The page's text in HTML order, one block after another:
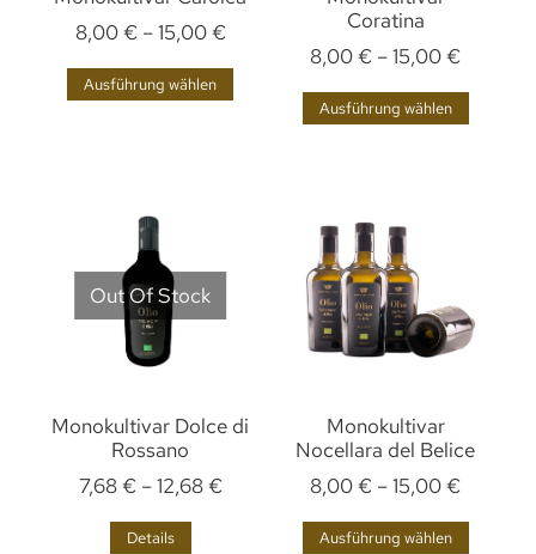
8,00€ –15,00€
Ausführung wählen
Coratina
8,00€ –15,00€
Ausführung wählen
Out Of Stock
Monokultivar Dolce di
Rossano
7,68€ –12,68€
Details
Monokultivar
Nocellara del Belice
8,00€ –15,00€
Ausführung wählen